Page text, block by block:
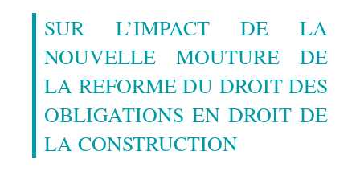
SUR L’IMPACT DE LA
NOUVELLE MOUTURE DE
LA REFORME DU DROIT DES
OBLIGATIONS EN DROIT DE
LA CONSTRUCTION